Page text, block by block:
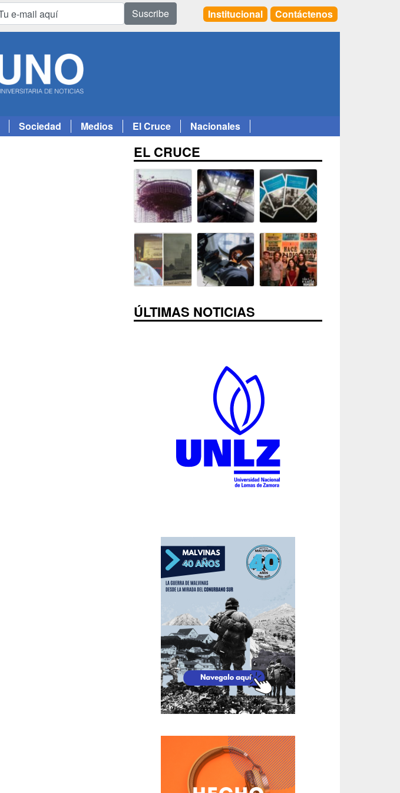
Suscribe Institucional Contáctenos
Sociedad Medios El Cruce
Nacionales
EL CRUCE
ÚLTIMAS NOTICIAS